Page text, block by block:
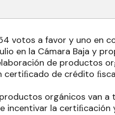
votos a favor y uno en
en la Cámara Baja y
de productos
certiﬁcado de crédito
orgánicos van a
incentivar la certiﬁcación